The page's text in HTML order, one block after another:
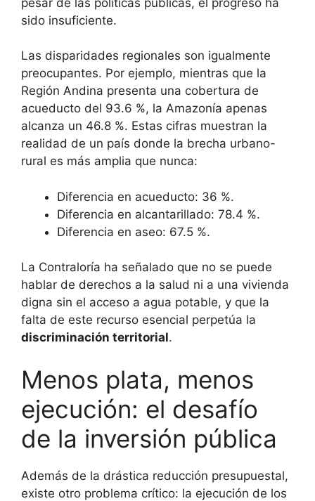
sido insuficiente.
Las disparidades regionales son igualmente
preocupantes. Por ejemplo, mientras que la
Región Andina presenta una cobertura de
acueducto del 93.6 %, la Amazonía apenas
alcanza un 46.8 %. Estas cifras muestran la
realidad de un país donde la brecha urbano-
rural es más amplia que nunca:
Diferencia en acueducto: 36 %.
Diferencia en alcantarillado: 78.4 %.
Diferencia en aseo: 67.5 %.
La Contraloría ha señalado que no se puede
hablar de derechos a la salud ni a una vivienda
digna sin el acceso a agua potable, y que la
falta de este recurso esencial perpetúa la
discriminación territorial.
Menos plata, menos
ejecución: el desafío
de la inversión pública
Además de la drástica reducción presupuestal,
existe otro problema crítico: la ejecución de los